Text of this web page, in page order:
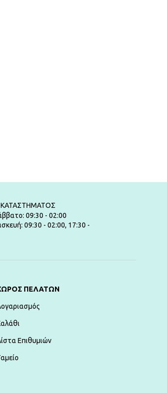
ΚΑΤΑΣΤΗΜΑΤΟΣ
09:30 - 02:00
09:30 - 02:00, 17:30 -
ΠΕΛΑΤΏΝ
Επιθυμιών